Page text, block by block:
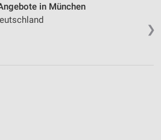
❯
in München
angeforderten